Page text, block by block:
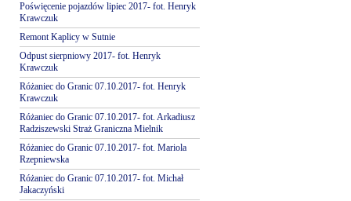
Poświęcenie pojazdów lipiec 2017- fot. Henryk
Krawczuk
Remont Kaplicy w Sutnie
Odpust sierpniowy 2017- fot. Henryk
Krawczuk
Różaniec do Granic 07.10.2017- fot. Henryk
Krawczuk
Różaniec do Granic 07.10.2017- fot. Arkadiusz
Radziszewski Straż Graniczna Mielnik
Różaniec do Granic 07.10.2017- fot. Mariola
Rzepniewska
Różaniec do Granic 07.10.2017- fot. Michał
Jakaczyński